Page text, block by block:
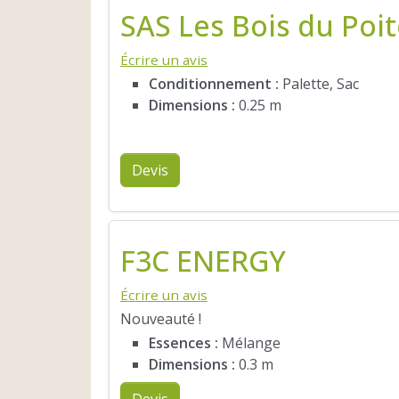
SAS Les Bois du
Écrire un avis
Conditionnement : Palette, Sac
Dimensions : 0.25 m
Devis
F3C ENERGY
Écrire un avis
Nouveauté !
Essences : Mélange
Dimensions : 0.3 m